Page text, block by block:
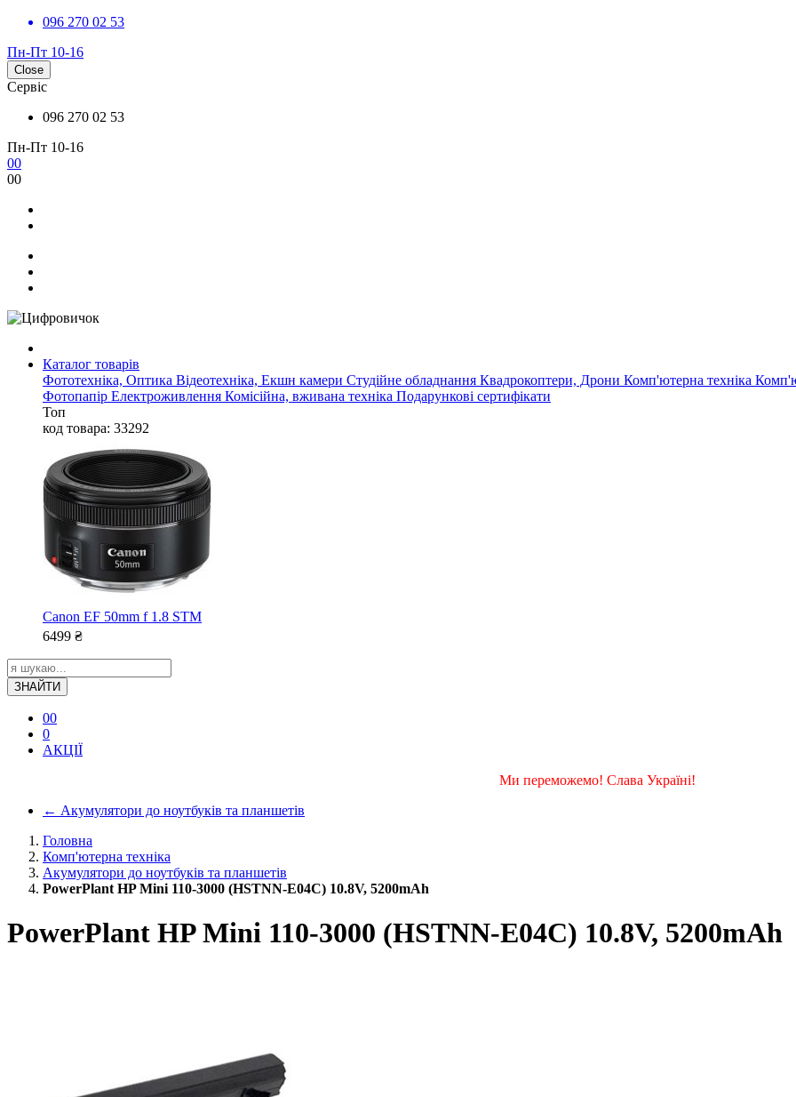
096 270 02 53
Пн-Пт 10-16
Close
Сервіс
096 270 02 53
Пн-Пт 10-16
00
00
Каталог товарів
Фототехніка, Оптика Відеотехніка, Екшн камери Студійне обладнання Квадрокоптери, Дрони Комп'ютерна техніка
Фотопапір Електроживлення Комісійна, вживана техніка Подарункові сертифікати
Топ
код товара: 33292
Canon EF 50mm f 1.8 STM
6499 ₴
ЗНАЙТИ
00
0
АКЦІЇ
Ми переможемо! Слава Україні!
← Акумулятори до ноутбуків та планшетів
Головна
Комп'ютерна техніка
Акумулятори до ноутбуків та планшетів
PowerPlant HP Mini 110-3000 (HSTNN-E04C) 10.8V, 5200mAh
PowerPlant HP Mini 110-3000 (HSTNN-E04C) 10.8V, 5200mAh